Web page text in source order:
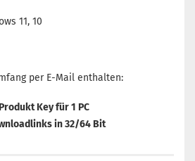
11, 10
per E-Mail enthalten:
Produkt Key für 1 PC
in 32/64 Bit